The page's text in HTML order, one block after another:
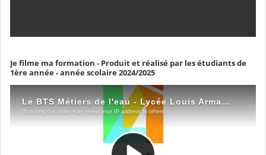
Je filme ma formation - Produit et réalisé par les étudiants de
1ère année - année scolaire 2024/2025